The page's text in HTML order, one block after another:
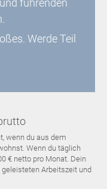
führenden
Werde Teil
wenn du aus dem
Wenn du täglich
€ netto pro Monat. Dein
Arbeitszeit und